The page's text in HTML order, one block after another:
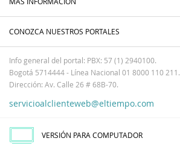
CONOZCA NUESTROS PORTALES
Info general del portal: PBX: 57 (1) 2940100.
Bogotá 5714444 - Línea Nacional 01 8000 110 211.
Dirección: Av. Calle 26 # 68B-70.
servicioalclienteweb@eltiempo.com
VERSIÓN PARA COMPUTADOR